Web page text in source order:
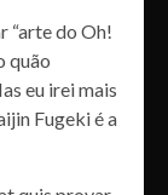
“arte do Oh!
quão
eu irei mais
Fugeki é a